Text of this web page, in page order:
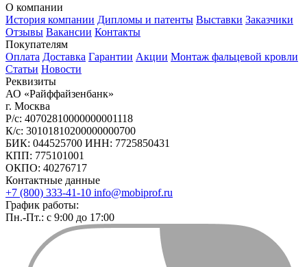
О компании
История компании Дипломы и патенты Выставки Заказчики
Отзывы Вакансии Контакты
Покупателям
Оплата Доставка Гарантии Акции Монтаж фальцевой кровли
Статьи Новости
Реквизиты
АО «Райффайзенбанк»
г. Москва
Р/с: 40702810000000001118
К/с: 30101810200000000700
БИК: 044525700 ИНН: 7725850431
КПП: 775101001
ОКПО: 40276717
Контактные данные
+7 (800) 333-41-10 info@mobiprof.ru
График работы:
Пн.-Пт.: с 9:00 до 17:00